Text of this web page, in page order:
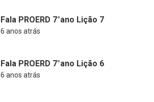
Fala PROERD 7°ano Lição 7
6 anos atrás
Fala PROERD 7°ano Lição 6
6 anos atrás